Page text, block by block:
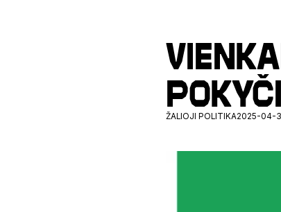
ŽALIOJI POLITIKA2025-04-